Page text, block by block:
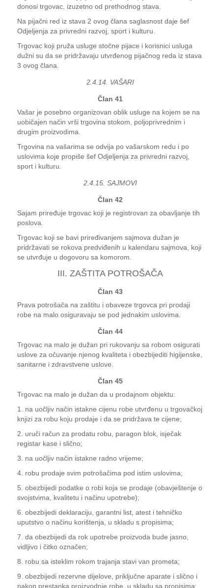
donosi trgovac, izuzetno od prethodnog stava.
Na pijačni red iz stava 2 ovog člana saglasnost daje šef
Odjeljenja za privredni razvoj, sport i kulturu.
Trgovac koji pruža usluge stočne pijace i korisnici usluga
dužni su da se pridržavaju utvrđenog pijačnog reda iz stava
3 ovog člana.
2.4.14. VAŠARI
Član 41
Vašar je posebno organizovan oblik usluge na kojem se na
uobičajen način vrši trgovina stokom, poljoprivrednim i
drugim proizvodima.
Trgovina na vašarima se odvija po vašarskom redu i po
uslovima koje propiše šef Odjeljenja za privredni razvoj,
sport i kulturu.
2.4.15. SAJMOVI
Član 42
Sajam priređuje trgovac koji je registrovan za obavljanje tih
poslova.
Trgovac koji se bavi priređivanjem sajmova dužan je
pridržavati se rokova predviđenih u kalendaru sajmova, koji
se utvrđuje u dogovoru sa komorom.
III. ZAŠTITA POTROŠAČA
Član 43
Prava potrošača na zaštitu i obaveze trgovca pri prodaji
robe na malo osiguravaju se pod jednakim uslovima.
Član 44
Trgovac na malo je dužan pri rukovanju sa robom osigurati
uslove za očuvanje njenog kvaliteta i obezbijediti higijenske,
sanitarne i zdravstvene uslove.
Član 45
Trgovac na malo je dužan da u prodajnom objektu:
1. na uočljiv način istakne cijenu robe utvrđenu u trgovačkoj
knjizi za robu koju prodaje i da se pridržava te cijene;
2. uruči račun za prodatu robu, paragon blok, isječak
registar kase i slično;
3. na uočljiv način istakne radno vrijeme;
4. robu prodaje svim potrošačima pod istim uslovima;
5. obezbijedi podatke o robi koja se prodaje (obavještenje o
svojstvima, kvalitetu i načinu upotrebe);
6. obezbijedi deklaraciju, garantni list, atest i tehničko
uputstvo o načinu korištenja, u skladu s propisima;
7. da obezbijedi da rok upotrebe proizvoda bude jasno,
vidljivo i čitko označen;
8. robu sa isteklim rokom trajanja stavi van prometa;
9. obezbijedi rezervne dijelove, priključne aparate i slično i
nakon prestanka proizvodnje robe, u skladu sa propisima;